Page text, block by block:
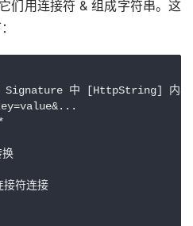
们用连接符 & 组成字符串。这
Signature 中 [HttpString] 内容
符连接